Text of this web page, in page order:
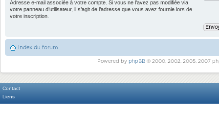
Adresse e-mail associée à votre compte. Si vous ne l’avez pas modifiée via
votre panneau d’utilisateur, il s’agit de l’adresse que vous avez fournie lors de
votre inscription.
Index du forum
Powered by phpBB© 2000, 2002, 2005, 2007
Contact
Liens